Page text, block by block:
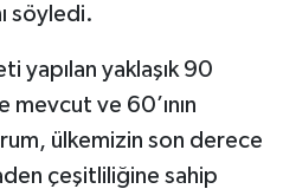
söyledi.
yapılan yaklaşık 90
mevcut ve 60’ının
ülkemizin son derece
çeşitliliğine sahip